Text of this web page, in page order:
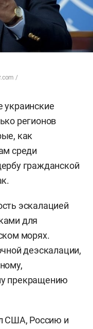
/
украинские
регионов
как
среди
гражданской
эскалацией
для
морях.
деэскалации,
прекращению
США, Россию и